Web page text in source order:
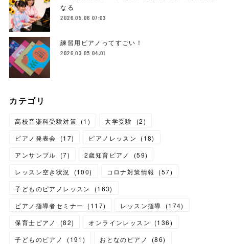
なる
2026.05.06 07:03
練習用ピアノってすごい！
2026.03.05 04:01
カテゴリ
高校音楽科受験対策 (1 ) 大学受験 (2)
ピアノ発表会
(17) ピアノレッスン (18)
アンサンブル
(7) 2歳知育ピアノ (59)
レッスン空き状況
(100) コロナ対策情報 (57)
子どものピアノレッスン
(163)
ピアノ指導者セミナー
(117) レッスン指導 (174)
保育士ピアノ
(82) オンラインレッスン (136)
子どものピアノ
(191 ) おとなのピアノ (86)